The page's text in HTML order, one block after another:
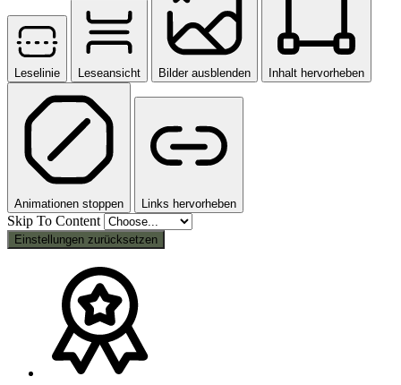
Leselinie Leseansicht Bilder ausblenden Inhalt hervorheben
Animationen stoppen Links hervorheben
Skip To Content
Einstellungen zurücksetzen